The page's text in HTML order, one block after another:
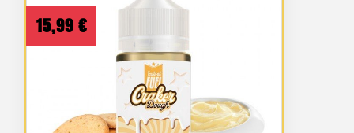
15,99 €